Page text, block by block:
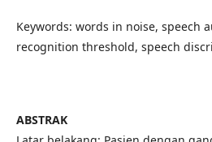
Keywords: words in noise, speech
recognition threshold, speech
ABSTRAK